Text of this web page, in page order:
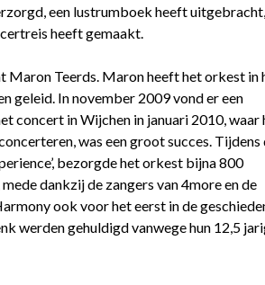
een lustrumboek heeft uitgebracht,
heeft gemaakt.
Maron Teerds. Maron heeft het orkest in
geleid. In november 2009 vond er een
concert in Wijchen in januari 2010, waar
was een groot succes. Tijdens
bezorgde het orkest bijna 800
dankzij de zangers van 4more en de
ook voor het eerst in de
werden gehuldigd vanwege hun 12,5